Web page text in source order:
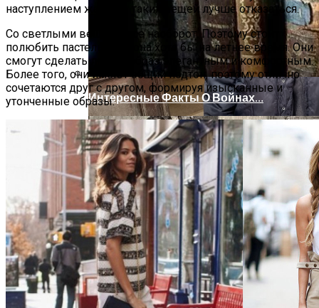
Женская Зимняя Обувь: 5 Стильных
Моделей, За Которыми
Выстраиваются В Очереди
Интересные Факты О Войнах…
наступлением жары от таких вещей лучше отказаться.
Со светлыми вещами все наоборот. Поэтому стоит
полюбить пастельные тона хотя бы на летнее время. Они
смогут сделать любой образ элегантным и комфортным.
Более того, они имеют общий подтон, поэтому отлично
сочетаются друг с другом, формируя изысканные и
утонченные образы.